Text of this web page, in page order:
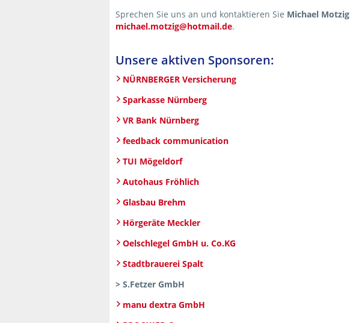
Sprechen Sie uns an und kontaktieren Sie Michael Motzig
michael.motzig@hotmail.de.
Unsere aktiven Sponsoren:
NÜRNBERGER Versicherung
Sparkasse Nürnberg
VR Bank Nürnberg
feedback communication
TUI Mögeldorf
Autohaus Fröhlich
Glasbau Brehm
Hörgeräte Meckler
Oelschlegel GmbH u. Co.KG
Stadtbrauerei Spalt
> S.Fetzer GmbH
manu dextra GmbH